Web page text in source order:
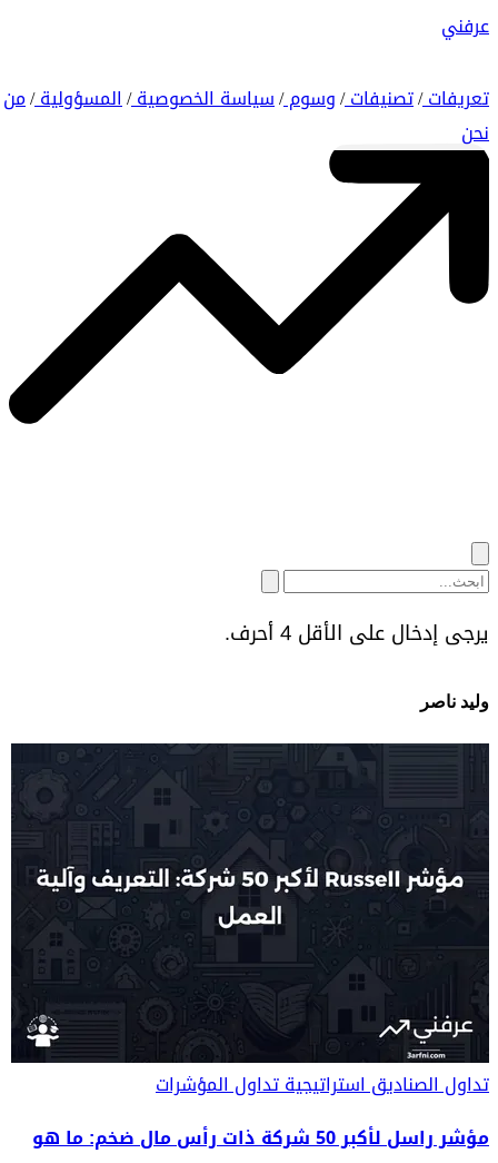
عرفني
تعريفات/ تصنيفات/ وسوم/ سياسة الخصوصية/ المسؤولية/ من
نحن
يرجى إدخال على الأقل 4 أحرف.
وليد ناصر
تداول الصناديقاستراتيجية تداول المؤشرات
مؤشر راسل لأكبر 50 شركة ذات رأس مال ضخم: ما هو